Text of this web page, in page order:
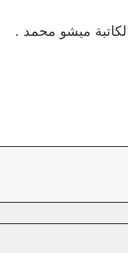
ميشو محمد .